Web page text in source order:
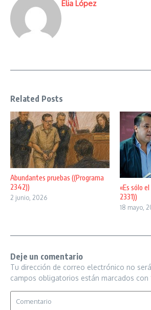
Elia López
Related Posts
Abundantes pruebas ((Programa
2342))
2 junio, 2026
«Es sólo
2331))
18 mayo,
Deje un comentario
Tu dirección de correo electrónico no
campos obligatorios están marcados con